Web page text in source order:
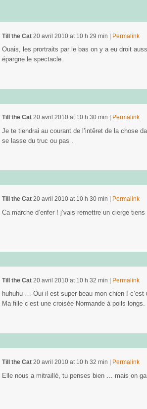
Till the Cat 20 avril 2010 at 10 h 29 min | Permalink
Ouais, les prortraits par le bas on y a eu droit
épargne le spectacle.
Till the Cat 20 avril 2010 at 10 h 30 min Permalink
Je te tiendrai au courant de l’intêret de la chose
se lasse du truc ou pas .
Till the Cat 20 avril 2010 at 10 h 30 min Permalink
Ca marche d’enfer ! j’vais remettre un cierge
Till the Cat 20 avril 2010 at 10 h 32 min | Permalink
huhuhu … Oui il est super beau mon chien ! c’est
Ma fille c’est une croisée Normande à poils longs.
Till the Cat 20 avril 2010 at 10 h 32 min | Permalink
Elle nous a mitraillé, tu penses bien … mais on